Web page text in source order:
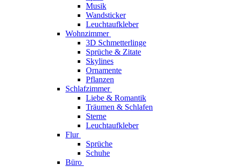
Musik
Wandsticker
Leuchtaufkleber
Wohnzimmer
3D Schmetterlinge
Sprüche & Zitate
Skylines
Ornamente
Pflanzen
Schlafzimmer
Liebe & Romantik
Träumen & Schlafen
Sterne
Leuchtaufkleber
Flur
Sprüche
Schuhe
Büro